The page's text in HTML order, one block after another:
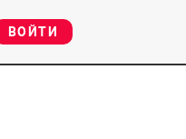
ВОЙТИ